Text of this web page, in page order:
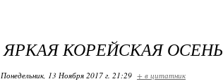
ЯРКАЯ КОРЕЙСКАЯ ОСЕНЬ
Понедельник, 13 Ноября 2017 г. 21:29 + в цитатник